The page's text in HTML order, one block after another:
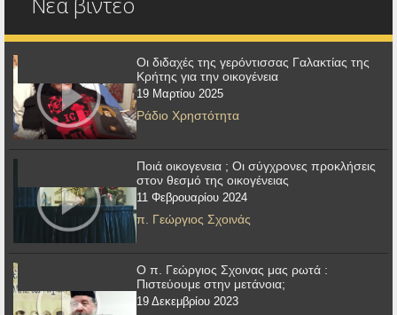
Οι διδαχές της γερόντισσας Γαλακτίας της
Κρήτης για την οικογένεια
19 Μαρτίου 2025
Ράδιο Χρηστότητα
Ποιά οικογενεια ; Οι σύγχρονες προκλήσεις
στον θεσμό της οικογένειας
11 Φεβρουαρίου 2024
π. Γεώργιος Σχοινάς
Ο π. Γεώργιος Σχοινας μας ρωτά :
Πιστεύουμε στην μετάνοια;
19 Δεκεμβρίου 2023